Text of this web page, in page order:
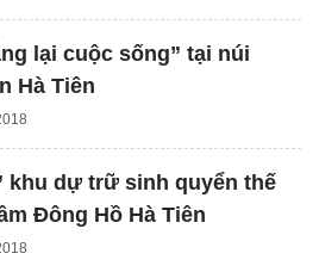
lại cuộc sống” tại núi
Hà Tiên
khu dự trữ sinh quyển thế
Đông Hồ Hà Tiên